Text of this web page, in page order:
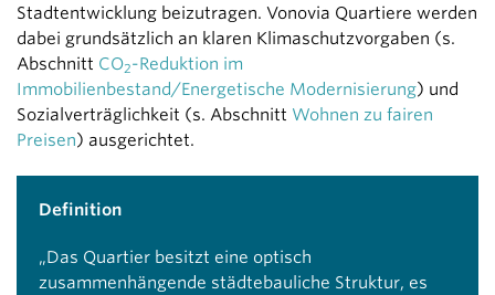
Stadtentwicklung beizutragen. Vonovia Quartiere werden
dabei grundsätzlich an klaren Klimaschutzvorgaben (s.
Abschnitt CO2-Reduktion im
Immobilienbestand/Energetische Modernisierung) und
Sozialverträglichkeit (s. Abschnitt Wohnen zu fairen
Preisen) ausgerichtet.
Definition
„Das Quartier besitzt eine optisch
zusammenhängende städtebauliche Struktur, es